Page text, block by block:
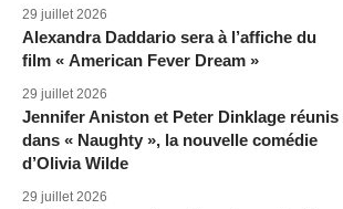
29 juillet 2026
Alexandra Daddario sera à l’affiche du
film « American Fever Dream »
29 juillet 2026
Jennifer Aniston et Peter Dinklage réunis
dans « Naughty », la nouvelle comédie
d’Olivia Wilde
29 juillet 2026